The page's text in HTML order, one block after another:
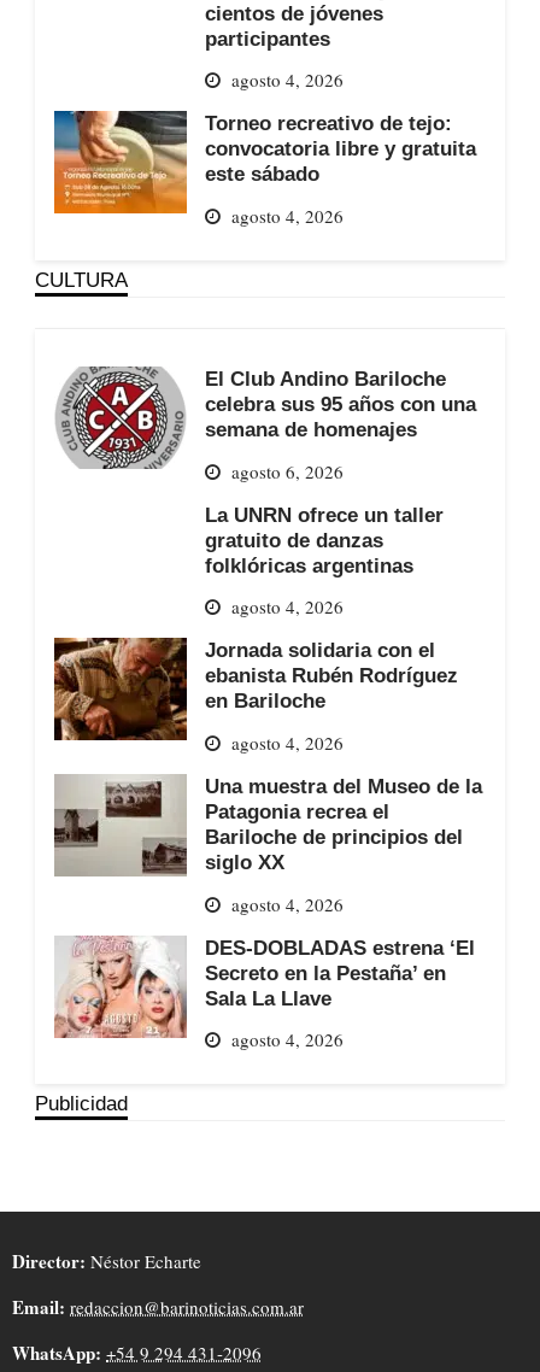
cientos de jóvenes
participantes
agosto 4, 2026
Torneo recreativo de tejo:
convocatoria libre y gratuita
este sábado
agosto 4, 2026
CULTURA
El Club Andino Bariloche
celebra sus 95 años con una
semana de homenajes
agosto 6, 2026
La UNRN ofrece un taller
gratuito de danzas
folklóricas argentinas
agosto 4, 2026
Jornada solidaria con el
ebanista Rubén Rodríguez
en Bariloche
agosto 4, 2026
Una muestra del Museo de la
Patagonia recrea el
Bariloche de principios del
siglo XX
agosto 4, 2026
DES-DOBLADAS estrena ‘El
Secreto en la Pestaña’ en
Sala La Llave
agosto 4, 2026
Publicidad
Director: Néstor Echarte
Email: redaccion@barinoticias.com.ar
WhatsApp: +54 9 294 431-2096